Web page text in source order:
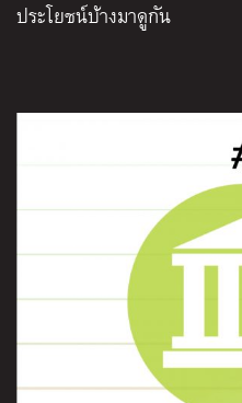
ประโยชน์บ้างมาดูกัน